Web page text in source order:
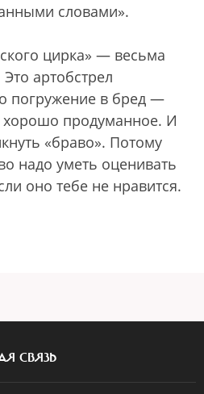
словами».
цирка» — весьма
артобстрел
погружение в бред —
хорошо продуманное. И
«браво». Потому
надо уметь оценивать
оно тебе не нравится.
СВЯЗЬ